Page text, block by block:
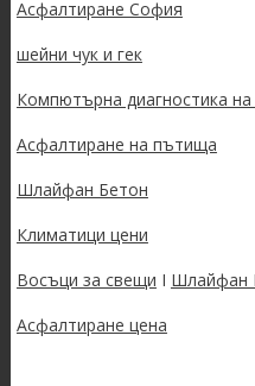
Асфалтиране София
шейни чук и гек
Компютърна диагностика
Асфалтиране на пътища
Шлайфан Бетон
Климатици цени
Восъци за свещи I Шлайфан
Асфалтиране цена